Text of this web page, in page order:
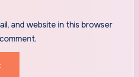
and website in this browser